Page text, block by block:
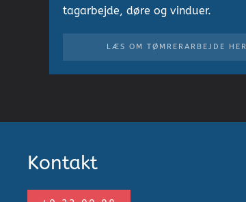
tagarbejde, døre og vinduer.
LÆS OM TØMRERARBEJDE HER
Kontakt